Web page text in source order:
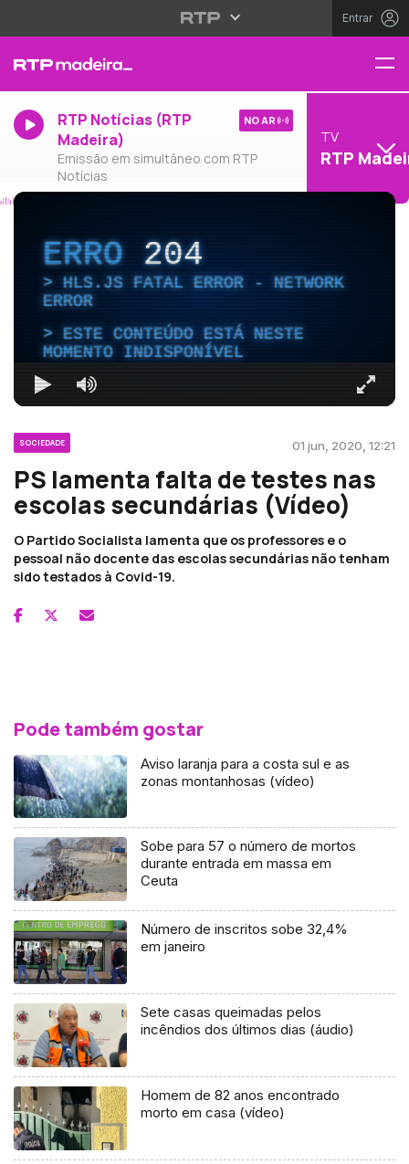
Entrar
RTP Notícias (RTP
Madeira)
Emissão em simultâneo com RTP
Notícias
NO AR
TV
RTP
ERRO204
HLS.JS FATAL ERROR - NETWORK
ERROR
ESTE CONTEÚDO ESTÁ NESTE
MOMENTO INDISPONÍVEL
SOCIEDADE 01 jun, 2020, 12:21
PS lamenta falta de testes nas
escolas secundárias (Vídeo)
O Partido Socialista lamenta que os professores e o
pessoal não docente das escolas secundárias não tenham
sido testados à Covid-19.
Pode também gostar
Aviso laranja para a costa sul e as
zonas montanhosas (vídeo)
Sobe para 57 o número de mortos
durante entrada em massa em
Ceuta
Número de inscritos sobe 32,4%
em janeiro
Sete casas queimadas pelos
incêndios dos últimos dias (áudio)
Homem de 82 anos encontrado
morto em casa (vídeo)